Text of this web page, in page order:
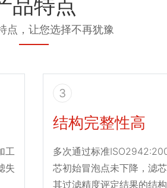
品特点
点，让您选择不再犹豫
工
失
3
结构完整性高
多次通过标准
芯初始冒泡点未下降，滤
其过滤精度评定结果的结